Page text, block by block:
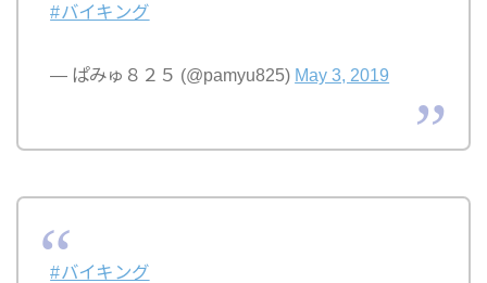
#バイキング
— ぱみゅ８２５ (@pamyu825) May 3, 2019
#バイキング